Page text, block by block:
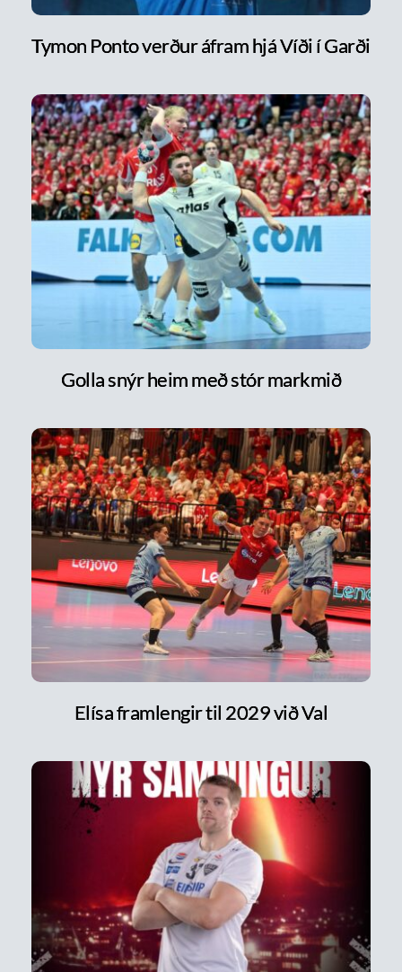
Tymon Ponto verður áfram hjá Víði í Garði
Golla snýr heim með stór markmið
Elísa framlengir til 2029 við Val